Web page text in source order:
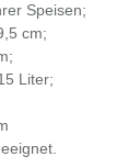
Speisen;
cm;
Liter;